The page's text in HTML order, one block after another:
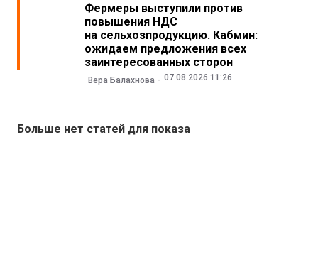
Фермеры выступили против
повышения НДС
на сельхозпродукцию. Кабмин:
ожидаем предложения всех
заинтересованных сторон
Вера Балахнова 07.08.2026 11:26
Больше нет статей для показа